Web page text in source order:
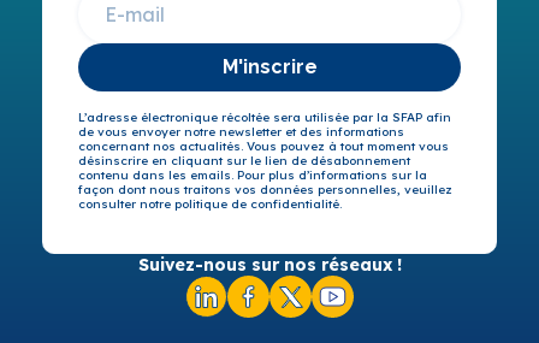
M'inscrire
L’adresse électronique récoltée sera utilisée par la SFAP afin
de vous envoyer notre newsletter et des informations
concernant nos actualités. Vous pouvez à tout moment vous
désinscrire en cliquant sur le lien de désabonnement
contenu dans les emails. Pour plus d’informations sur la
façon dont nous traitons vos données personnelles, veuillez
consulter notre politique de confidentialité.
Suivez-nous sur nos réseaux !